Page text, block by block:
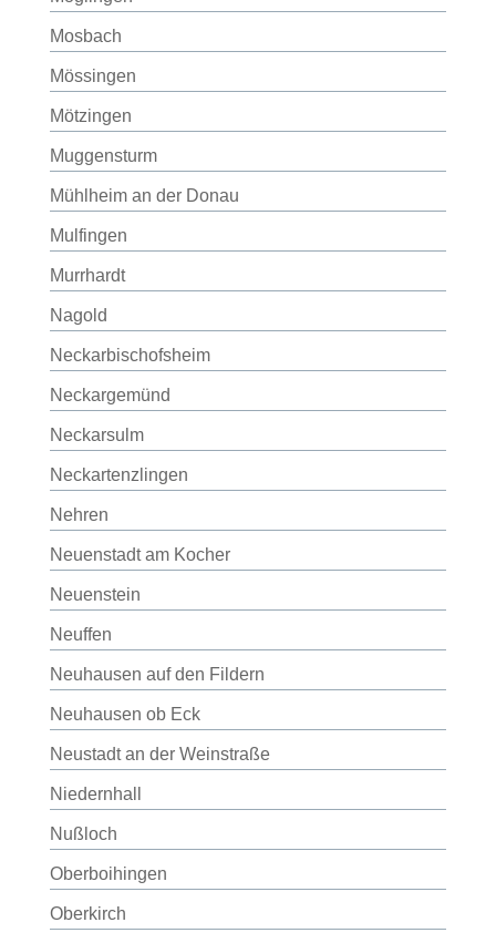
Mosbach
Mössingen
Mötzingen
Muggensturm
Mühlheim an der Donau
Mulfingen
Murrhardt
Nagold
Neckarbischofsheim
Neckargemünd
Neckarsulm
Neckartenzlingen
Nehren
Neuenstadt am Kocher
Neuenstein
Neuffen
Neuhausen auf den Fildern
Neuhausen ob Eck
Neustadt an der Weinstraße
Niedernhall
Nußloch
Oberboihingen
Oberkirch